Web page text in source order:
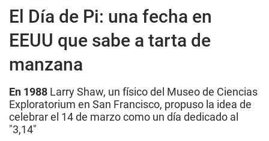
El Día de Pi: una fecha en
EEUU que sabe a tarta de
manzana
En 1988 Larry Shaw, un físico del Museo de Ciencias
Exploratorium en San Francisco, propuso la idea de
celebrar el 14 de marzo como un día dedicado al
"3,14"